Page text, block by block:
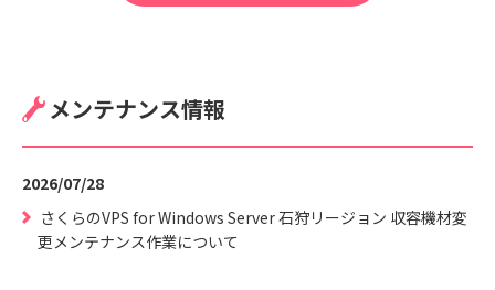
メンテナンス情報
2026/07/28
さくらのVPS for Windows Server 石狩リージョン 収容機材変
更メンテナンス作業について